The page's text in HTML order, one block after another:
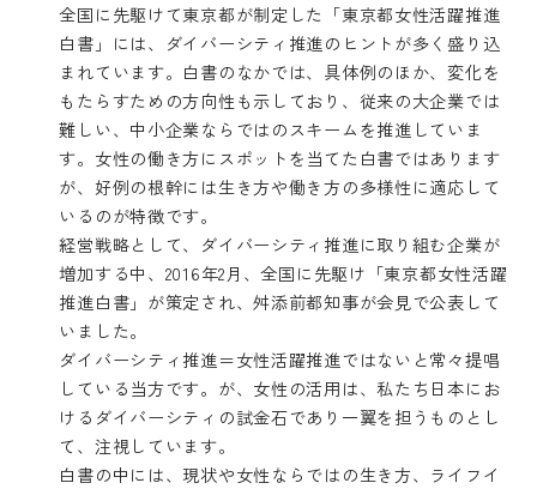
全国に先駆けて東京都が制定した「東京都女性活躍推進
白書」には、ダイバーシティ推進のヒントが多く盛り込
まれています。白書のなかでは、具体例のほか、変化を
もたらすための方向性も示しており、従来の大企業では
難しい、中小企業ならではのスキームを推進していま
す。女性の働き方にスポットを当てた白書ではあります
が、好例の根幹には生き方や働き方の多様性に適応して
いるのが特徴です。
経営戦略として、ダイバーシティ推進に取り組む企業が
増加する中、2016年2月、全国に先駆け「東京都女性活躍
推進白書」が策定され、舛添前都知事が会見で公表して
いました。
ダイバーシティ推進＝女性活躍推進ではないと常々提唱
している当方です。が、女性の活用は、私たち日本にお
けるダイバーシティの試金石であり一翼を担うものとし
て、注視しています。
白書の中には、現状や女性ならではの生き方、ライフイ